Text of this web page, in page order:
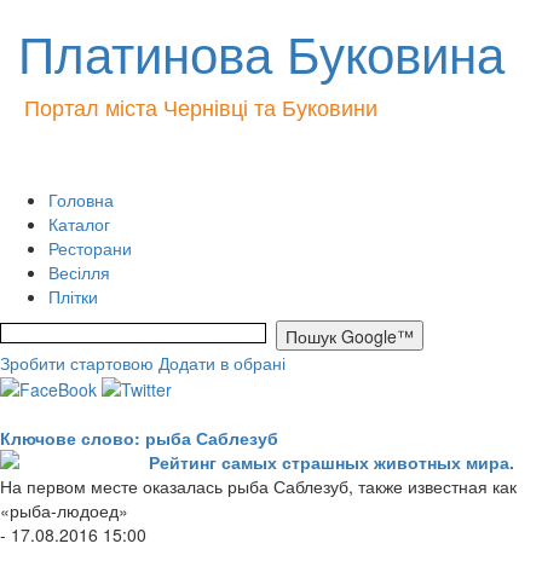
Платинова Буковина
Портал міста Чернівці та Буковини
Головна
Каталог
Ресторани
Весілля
Плітки
Зробити стартовою Додати в обрані
Ключове слово: рыба Саблезуб
Рейтинг самых страшных животных мира.
На первом месте оказалась рыба Саблезуб, также известная как
«рыба-людоед»
- 17.08.2016 15:00